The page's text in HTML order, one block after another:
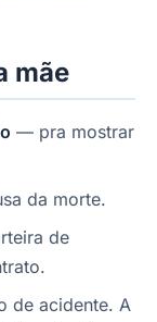
mãe
— pra mostrar
da morte.
de
de acidente. A